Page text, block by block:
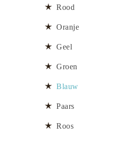
Rood
Oranje
Geel
Groen
Blauw
Paars
Roos